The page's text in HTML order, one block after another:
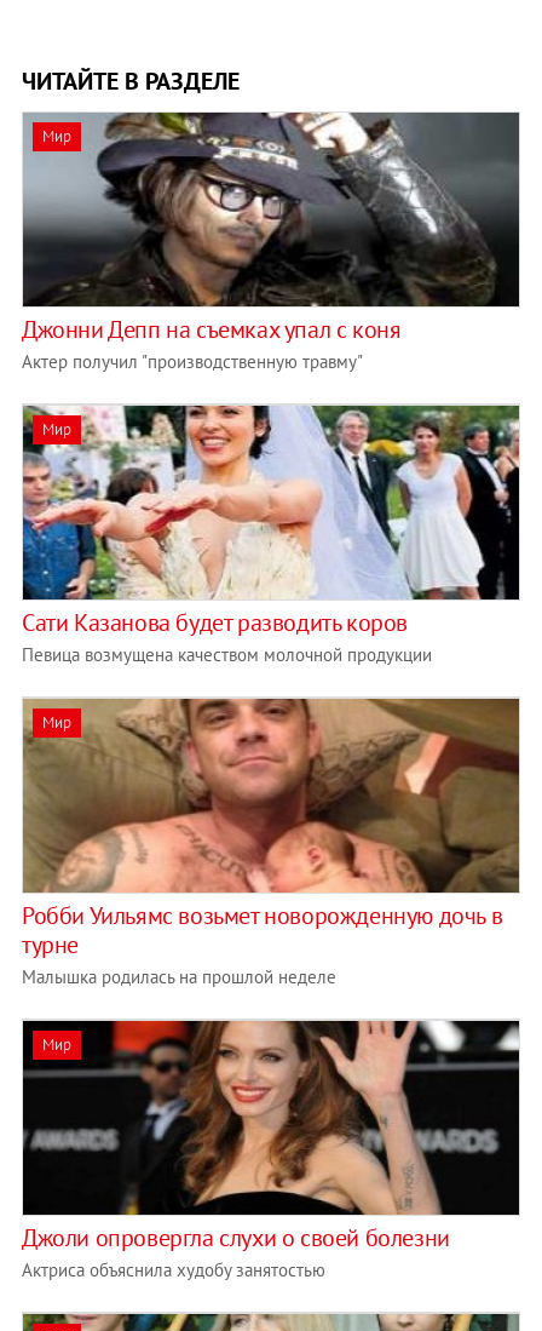
ЧИТАЙТЕ В РАЗДЕЛЕ
Мир
Джонни Депп на съемках упал с коня
Актер получил "производственную травму"
Мир
Сати Казанова будет разводить коров
Певица возмущена качеством молочной продукции
Мир
Робби Уильямс возьмет новорожденную дочь в
турне
Малышка родилась на прошлой неделе
Мир
Джоли опровергла слухи о своей болезни
Актриса объяснила худобу занятостью